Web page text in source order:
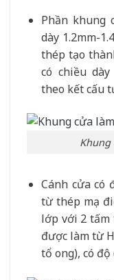
Phần khung
dày 1.2mm-
thép tạo
có chiều
theo kết cấu
Khung
Cánh cửa có
từ thép mạ
lớp với 2
được làm từ
tổ ong), có độ